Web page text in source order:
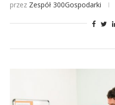
przez Zespół 300Gospodarki